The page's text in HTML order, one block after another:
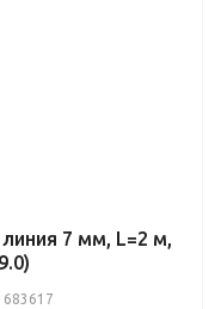
7 мм, L=2 м,
683617